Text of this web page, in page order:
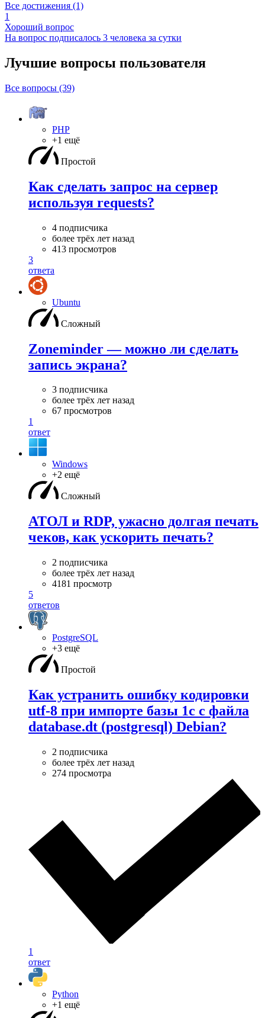
Все достижения (1)
1
Хороший вопрос
На вопрос подписалось 3 человека за сутки
Лучшие вопросы пользователя
Все вопросы (39)
PHP
+1 ещё
Простой
Как сделать запрос на сервер
используя requests?
4 подписчика
более трёх лет назад
413 просмотров
3
ответа
Ubuntu
Сложный
Zoneminder — можно ли сделать
запись экрана?
3 подписчика
более трёх лет назад
67 просмотров
1
ответ
Windows
+2 ещё
Сложный
АТОЛ и RDP, ужасно долгая печать
чеков, как ускорить печать?
2 подписчика
более трёх лет назад
4181 просмотр
5
ответов
PostgreSQL
+3 ещё
Простой
Как устранить ошибку кодировки
utf-8 при импорте базы 1с с файла
database.dt (postgresql) Debian?
2 подписчика
более трёх лет назад
274 просмотра
1
ответ
Python
+1 ещё